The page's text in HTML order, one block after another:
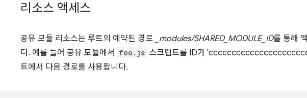
리소스 액세스
공유 모듈 리소스는 루트의 예약된 경로 _modules/SHARED_MODULE_ID를 통해
다. 예를 들어 공유 모듈에서
foo.js 스크립트를 ID가
트에서 다음 경로를 사용합니다.